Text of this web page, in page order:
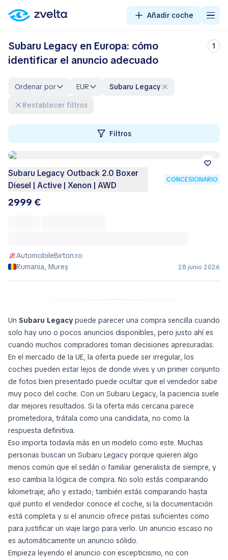
Añadir coche
Subaru Legacy en Europa: cómo
identificar el anuncio adecuado
1
Ordenar por EUR
Subaru Legacy
Restablecer filtros
Filtros
Subaru Legacy Outback 2.0 Boxer
Diesel | Active | Xenon | AWD
CONCESIONARIO
2999 €
AutomobileBirton.ro
Rumania, Mureș
28 junio 2026
Un Subaru Legacy puede parecer una compra sencilla cuando
solo hay uno o pocos anuncios disponibles, pero justo ahí es
cuando muchos compradores toman decisiones apresuradas.
En el mercado de la UE, la oferta puede ser irregular, los
coches pueden estar lejos de donde vives y un primer conjunto
de fotos bien presentado puede ocultar que el vendedor sabe
muy poco del coche. Con un Subaru Legacy, la paciencia suele
dar mejores resultados. Si la oferta más cercana parece
prometedora, trátala como una candidata, no como la
respuesta definitiva.
Eso importa todavía más en un modelo como este. Muchas
personas buscan un Subaru Legacy porque quieren algo
menos común que el sedán o familiar generalista de siempre, y
eso cambia la lógica de compra. No solo estás comparando
kilometraje, año y estado; también estás comparando hasta
qué punto el vendedor conoce el coche, si la documentación
está completa y si el anuncio ofrece pistas suficientes como
para justificar un viaje largo para verlo. Un anuncio escaso no
es automáticamente un anuncio sólido.
Empieza leyendo el anuncio con escepticismo, no con